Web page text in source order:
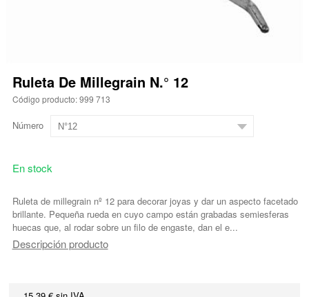
Ruleta De Millegrain N.° 12
Código producto: 999 713
Número
En stock
Ruleta de millegrain nº 12 para decorar joyas y dar un aspecto facetado
brillante. Pequeña rueda en cuyo campo están grabadas semiesferas
huecas que, al rodar sobre un filo de engaste, dan el e...
Descripción producto